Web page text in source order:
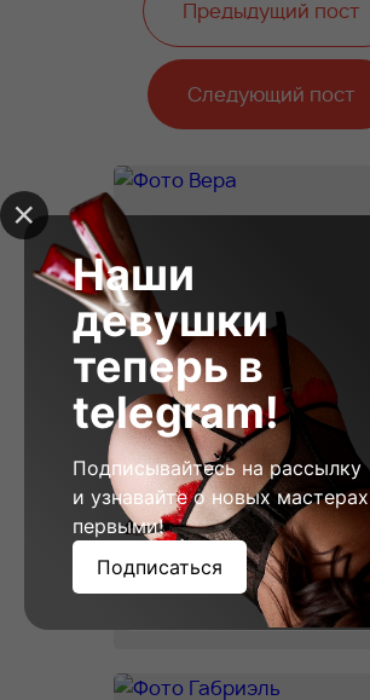
Предыдущий пост
Следующий пост
Вера, 23
Вес: 58 Грудь: 2
Наши
девушки
теперь в
telegram!
Подписывайтесь на рассылку
и узнавайте о новых мастерах
первыми!
Подписаться